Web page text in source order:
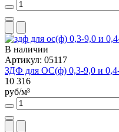
В наличии
Артикул: 05117
ЗДФ для ОС(ф) 0,3-9,0 и
10 316
руб/м³